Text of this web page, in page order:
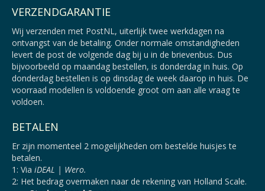
VERZENDGARANTIE
Wij verzenden met PostNL, uiterlijk twee werkdagen na
ontvangst van de betaling. Onder normale omstandigheden
levert de post de volgende dag bij u in de brievenbus. Dus
bijvoorbeeld op maandag bestellen, is donderdag in huis. Op
donderdag bestellen is op dinsdag de week daarop in huis. De
voorraad modellen is voldoende groot om aan alle vraag te
voldoen.
BETALEN
Er zijn momenteel 2 mogelijkheden om bestelde huisjes te
betalen.
1: Via iDEAL | Wero.
2: Het bedrag overmaken naar de rekening van Holland Scale.